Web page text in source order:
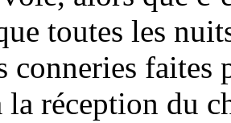
toutes les
conneries faites
la réception du